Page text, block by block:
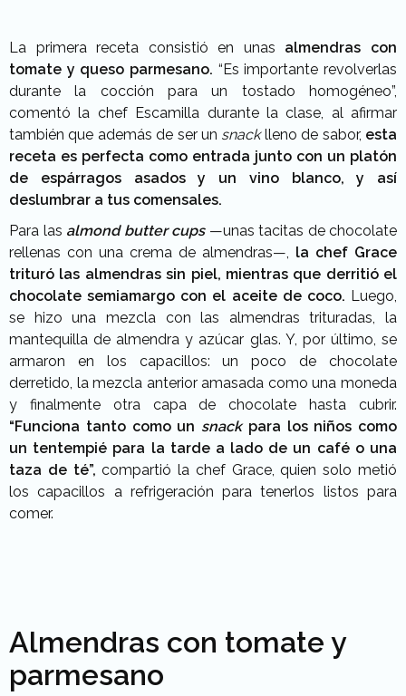
La primera receta consistió en unas almendras con
tomate y queso parmesano. “Es importante revolverlas
durante la cocción para un tostado homogéneo”,
comentó la chef Escamilla durante la clase, al afirmar
también que además de ser un snacklleno de sabor, esta
receta es perfecta como entrada junto con un platón
de espárragos asados y un vino blanco, y así
deslumbrar a tus comensales.
Para las almond butter cups —unas tacitas de chocolate
rellenas con una crema de almendras—, la chef Grace
trituró las almendrassin piel, mientras que derritió el
chocolate semiamargo con el aceite de coco. Luego,
se hizo una mezcla con las almendras trituradas, la
mantequilla dealmendra y azúcar glas. Y, por último, se
armaron en los capacillos: un poco de chocolate
derretido, la mezcla anterior amasada como una moneda
y finalmente otra capa de chocolate hasta cubrir.
“Funciona tanto como un snackpara los niños como
un tentempié para la tarde a lado de un café o una
taza de té”, compartió la chef Grace, quien solo metió
los capacillos a refrigeración para tenerlos listos para
comer.
Almendras con tomate y
parmesano